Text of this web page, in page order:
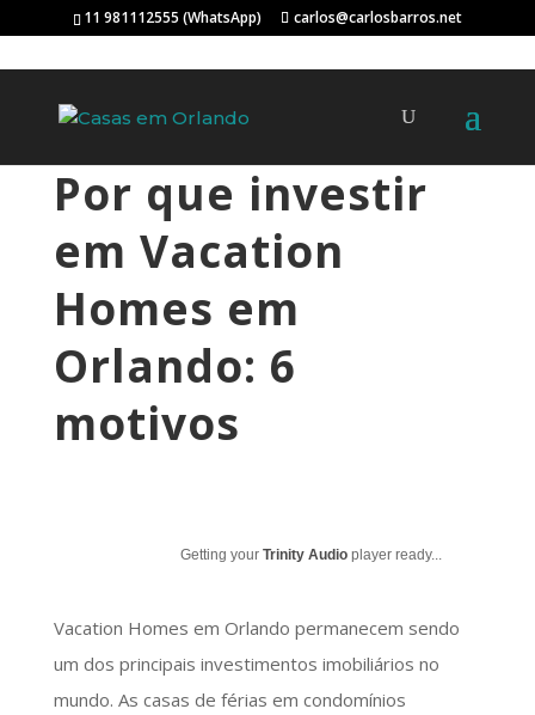
11 981112555 (WhatsApp) carlos@carlosbarros.net
Por que investir
em Vacation
Homes em
Orlando: 6
motivos
Getting your Trinity Audioplayer ready...
Vacation Homes em Orlando permanecem sendo
um dos principais investimentos imobiliários no
mundo. As casas de férias em condomínios